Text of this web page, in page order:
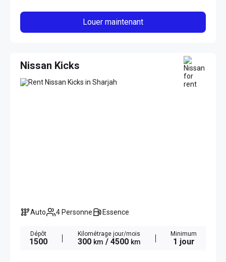
Louer maintenant
Nissan Kicks
Auto 4 Personne Essence
Dépôt
1500
Kilométrage jour/mois
300 km / 4500 km
Minimum
1 jour